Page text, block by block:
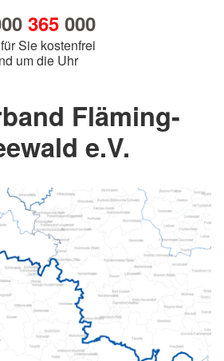
365000
Sie kostenfrei
um die Uhr
Fläming-
e.V.